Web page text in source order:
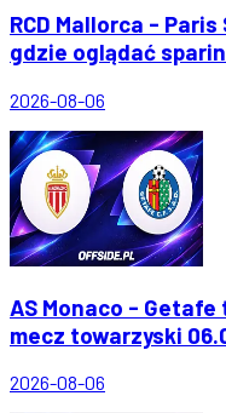
RCD Mallorca -
gdzie oglądać
2026-08-06
AS Monaco -
mecz towarzyski
2026-08-06